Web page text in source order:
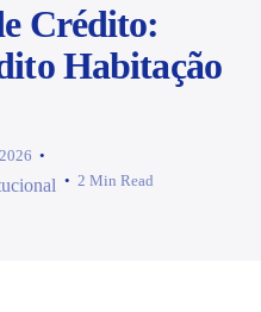
Crédito:
Habitação
2 Min Read